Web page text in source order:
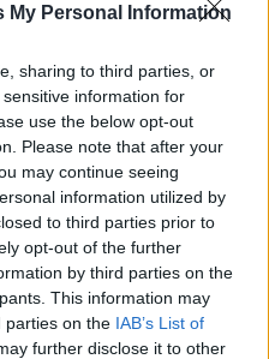
My Personal Information
sharing to third parties, or
information for
use the below opt-out
Please note that after your
may continue seeing
information utilized by
to third parties prior to
opt-out of the further
by third parties on the
This information may
parties on the IAB’s List of
further disclose it to other
Volkswagen,
Brake-nek a
rossz híreket közölni, de a
A szedán nyolc, a
után a VW közel 190
a gyártást. Ezt posztolta ki
menedzsere a LinkedInre.
osnabrücki